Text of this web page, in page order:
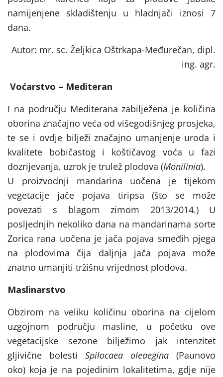
namijenjene skladištenju u hladnjači iznosi 7
dana.
Autor: mr. sc. Željkica Oštrkapa-Međurečan, dipl.
ing. agr.
Voćarstvo – Mediteran
I na području Mediterana zabilježena je količina
oborina značajno veća od višegodišnjeg prosjeka,
te se i ovdje bilježi značajno umanjenje uroda i
kvalitete bobičastog i koštičavog voća u fazi
dozrijevanja, uzrok je trulež plodova (Monilinia).
U proizvodnji mandarina uočena je tijekom
vegetacije jače pojava tiripsa (što se može
povezati s blagom zimom 2013/2014.) U
posljednjih nekoliko dana na mandarinama sorte
Zorica rana uočena je jača pojava smeđih pjega
na plodovima čija daljnja jača pojava može
znatno umanjiti tržišnu vrijednost plodova.
Maslinarstvo
Obzirom na veliku količinu oborina na cijelom
uzgojnom području masline, u početku ove
vegetacijske sezone bilježimo jak intenzitet
gljivične bolesti Spilocaea oleaegina (Paunovo
oko) koja je na pojedinim lokalitetima, gdje nije